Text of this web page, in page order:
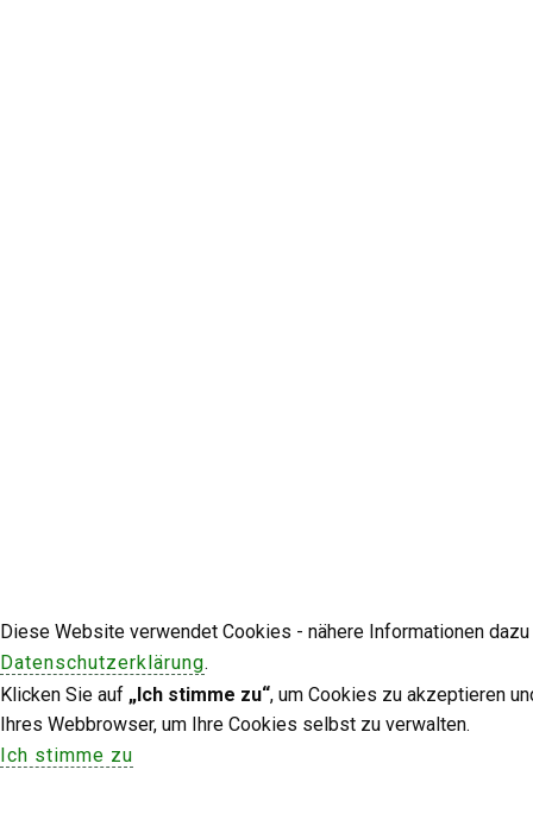
Diese Website verwendet Cookies - nähere Informationen
Datenschutzerklärung.
Klicken Sie auf „Ich stimme zu“, um Cookies zu akzeptieren
Ihres Webbrowser, um Ihre Cookies selbst zu verwalten.
Ich stimme zu